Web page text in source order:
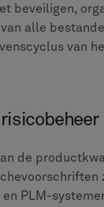
om
van
waren
van
geweest.